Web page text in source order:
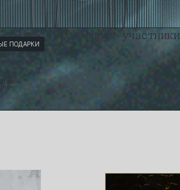
участники
ПОДАРКИ